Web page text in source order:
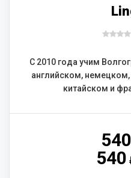
С 2010 года учим
английском,
китайском и
540
540